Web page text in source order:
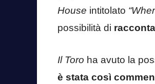
House intitolato
possibilità di
Il Toro ha avuto la
è stata così